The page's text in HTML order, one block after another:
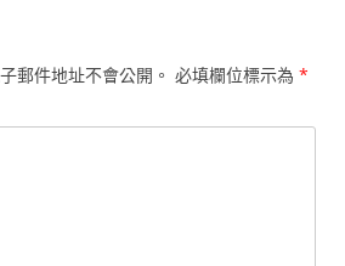
郵件地址不會公開。 必填欄位標示為 *